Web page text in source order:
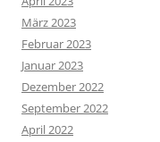
März 2023
Februar 2023
Januar 2023
Dezember 2022
September 2022
April 2022